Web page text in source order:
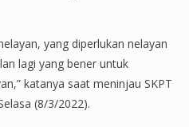
yang diperlukan nelayan
lagi yang bener untuk
katanya saat meninjau SKPT
(8/3/2022).